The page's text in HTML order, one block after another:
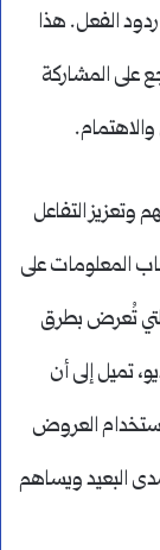
الفعل. هذا
على المشاركة
وتعزيز التفاعل
المعلومات على
تُعرض بطرق
تميل إلى أن
استخدام العروض
البعيد ويساهم